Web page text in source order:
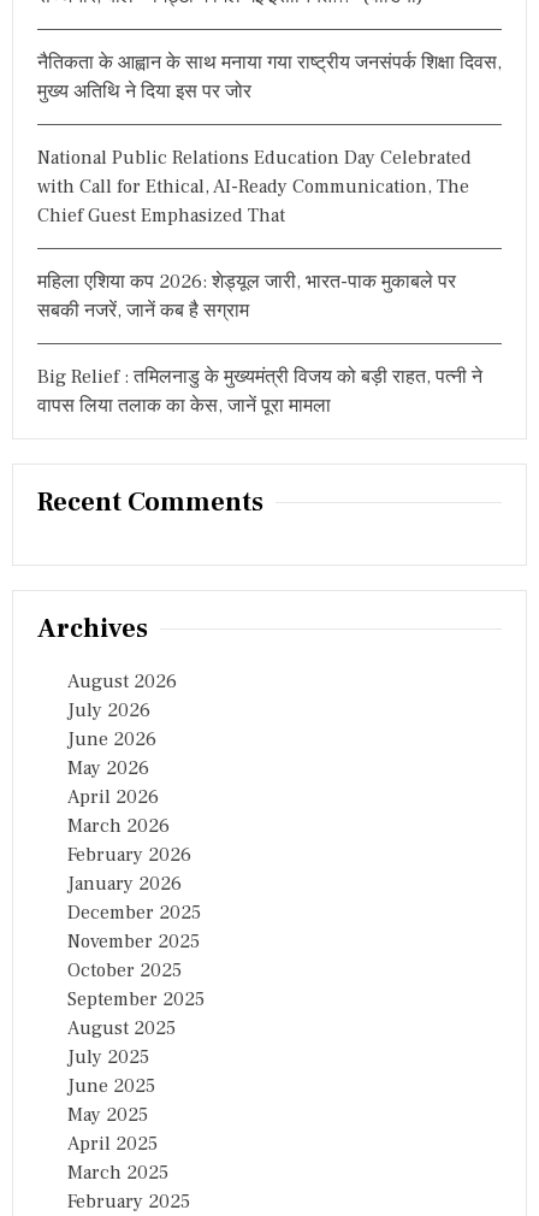
नैतिकता के आह्वान के साथ मनाया गया राष्ट्रीय जनसंपर्क शिक्षा दिवस,
मुख्य अतिथि ने दिया इस पर जोर
National Public Relations Education Day Celebrated
with Call for Ethical, AI-Ready Communication, The
Chief Guest Emphasized That
महिला एशिया कप 2026: शेड्यूल जारी, भारत-पाक मुकाबले पर
सबकी नजरें, जानें कब है सग्राम
Big Relief : तमिलनाडु के मुख्यमंत्री विजय को बड़ी राहत, पत्नी ने
वापस लिया तलाक का केस, जानें पूरा मामला
Recent Comments
Archives
August 2026
July 2026
June 2026
May 2026
April 2026
March 2026
February 2026
January 2026
December 2025
November 2025
October 2025
September 2025
August 2025
July 2025
June 2025
May 2025
April 2025
March 2025
February 2025